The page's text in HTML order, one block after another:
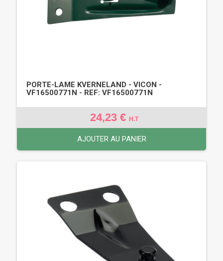
PORTE-LAME KVERNELAND - VICON -
VF16500771N - REF: VF16500771N
24,23 € H.T
AJOUTER AU PANIER